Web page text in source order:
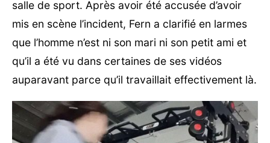
salle de sport. Après avoir été accusée d’avoir
mis en scène l’incident, Fern a clarifié en larmes
que l’homme n’est ni son mari ni son petit ami et
qu’il a été vu dans certaines de ses vidéos
auparavant parce qu’il travaillait effectivement là.